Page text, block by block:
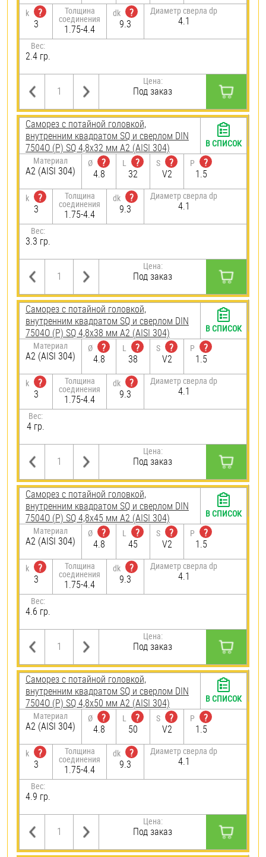
k
?
3
Толщина
соединения
1.75-4.4
dk
?
9.3
Диаметр сверла dp
4.1
Вес:
2.4 гр.
Цена:
Под заказ
Саморез с потайной головкой,
внутренним квадратом SQ и сверлом DIN
7504О (Р) SQ 4,8х32 мм А2 (AISI 304)
Материал
А2 (AISI 304)
Ø
?
4.8
L
?
32
S
?
V2
P
?
1.5
k
?
3
Толщина
соединения
1.75-4.4
dk
?
9.3
Диаметр сверла dp
4.1
Вес:
3.3 гр.
Цена:
Под заказ
В СПИСОК
Саморез с потайной головкой,
внутренним квадратом SQ и сверлом DIN
7504О (Р) SQ 4,8х38 мм А2 (AISI 304)
Материал
А2 (AISI 304)
Ø
?
4.8
L
?
38
S
?
V2
P
?
1.5
k
?
3
Толщина
соединения
1.75-4.4
dk
?
9.3
Диаметр сверла dp
4.1
Вес:
4 гр.
Цена:
Под заказ
В СПИСОК
Саморез с потайной головкой,
внутренним квадратом SQ и сверлом DIN
7504О (Р) SQ 4,8х45 мм А2 (AISI 304)
Материал
А2 (AISI 304)
Ø
?
4.8
L
?
45
S
?
V2
P
?
1.5
k
?
3
Толщина
соединения
1.75-4.4
dk
?
9.3
Диаметр сверла dp
4.1
Вес:
4.6 гр.
Цена:
Под заказ
В СПИСОК
Саморез с потайной головкой,
внутренним квадратом SQ и сверлом DIN
7504О (Р) SQ 4,8х50 мм А2 (AISI 304)
Материал
А2 (AISI 304)
Ø
?
4.8
L
?
50
S
?
V2
P
?
1.5
k
?
3
Толщина
соединения
1.75-4.4
dk
?
9.3
Диаметр сверла dp
4.1
Вес:
4.9 гр.
Цена:
Под заказ
В СПИСОК